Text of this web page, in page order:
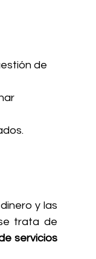
de
y las
trata de
servicios